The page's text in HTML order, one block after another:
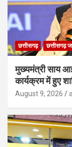
छत्तीसगढ़ छत्तीसगढ़
मुख्यमंत्री साय
कार्यक्रम में हुए
August 9, 2026